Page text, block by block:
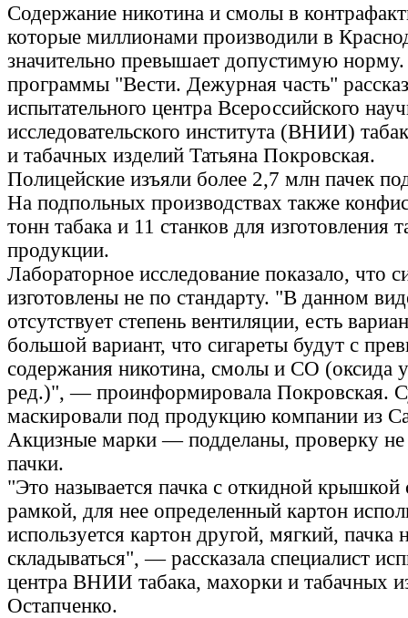
Содержание никотина и смолы в
которые миллионами производили в
значительно превышает допустимую
программы "Вести. Дежурная часть"
испытательного центра Всероссийского
исследовательского института (ВНИИ)
и табачных изделий Татьяна Покровская.
Полицейские изъяли более 2,7 млн пачек
На подпольных производствах также
тонн табака и 11 станков для изготовления
продукции.
Лабораторное исследование показало, что
изготовлены не по стандарту. "В данном
отсутствует степень вентиляции, есть
большой вариант, что сигареты будут с
содержания никотина, смолы и CO (оксида
ред.)", — проинформировала Покровская.
маскировали под продукцию компании из
Акцизные марки — подделаны, проверку
пачки.
"Это называется пачка с откидной крышкой
рамкой, для нее определенный картон
используется картон другой, мягкий, пачка
складываться", — рассказала специалист
центра ВНИИ табака, махорки и табачных
Остапченко.